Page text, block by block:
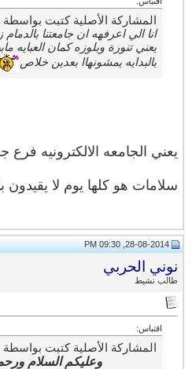
المشاركة الأصلية كتبت بواسطة dreams mars
انا الي اعرفهه ان جامعتنا
يعني تنورة وبلوزه كمان العبايه
بالبدايه يمشونهاا بعدين خلاص
يعني الجامعه الالكترونيه فرع
سلامات هو كلها يوم لا يقيدون
28-08-2014, 09:30 PM
نوني الحربي
طالب نشيط
اقتباس:
المشاركة الأصلية كتبت بواسطة yasmeen_
وعليكم السلام